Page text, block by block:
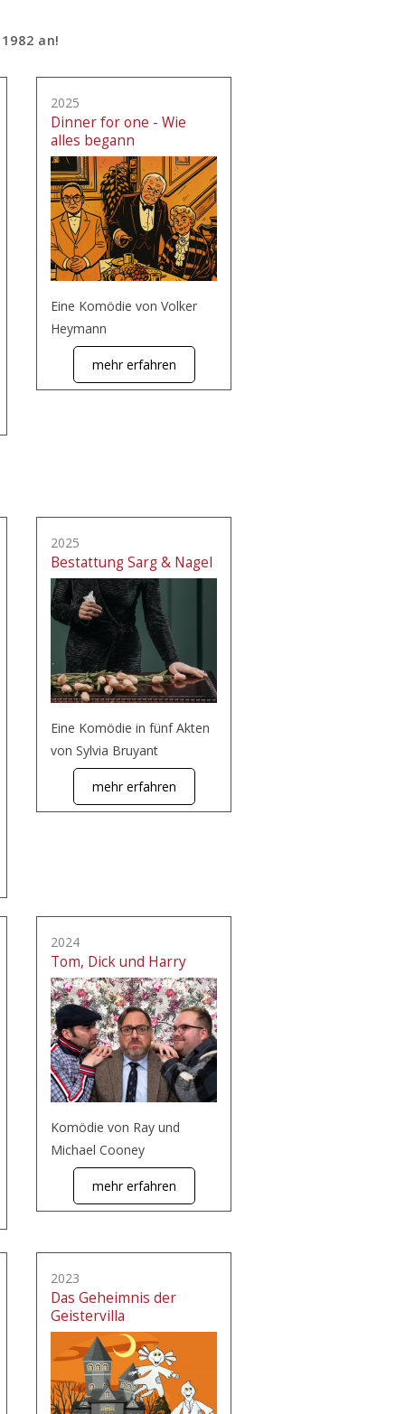
an!
2025
Dinner for one - Wie
alles begann
Eine Komödie von Volker
Heymann
mehr erfahren
2025
Bestattung Sarg & Nagel
Eine Komödie in fünf Akten
von Sylvia Bruyant
mehr erfahren
2024
Tom, Dick und Harry
Komödie von Ray und
Michael Cooney
mehr erfahren
2023
Das Geheimnis der
Geistervilla